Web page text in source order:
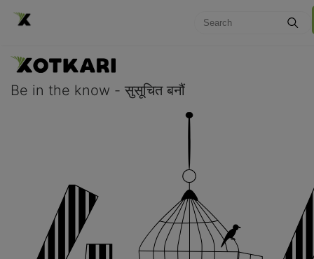
Be in the know - सुसूचित बनौं